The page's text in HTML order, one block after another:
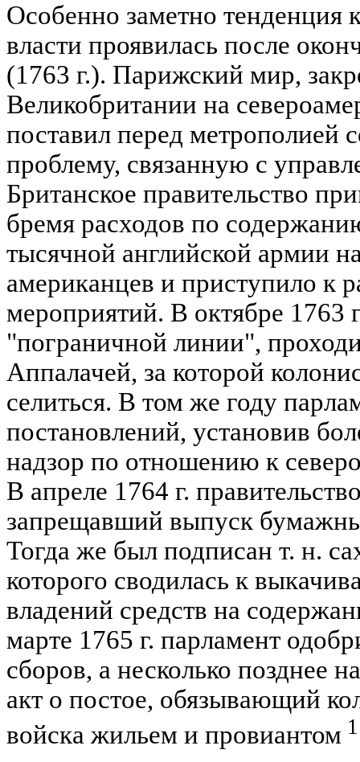
Особенно заметно тенденция
власти проявилась после
(1763 г.). Парижский мир,
Великобритании на
поставил перед метрополией
проблему, связанную с
Британское правительство
бремя расходов по
тысячной английской армии
американцев и приступило к
мероприятий. В октябре 1763
"пограничной линии",
Аппалачей, за которой
селиться. В том же году
постановлений, установив
надзор по отношению к
В апреле 1764 г.
запрещавший выпуск
Тогда же был подписан т. н.
которого сводилась к
владений средств на
марте 1765 г. парламент
сборов, а несколько позднее
акт о постое, обязывающий
войска жильем и провиантом 1